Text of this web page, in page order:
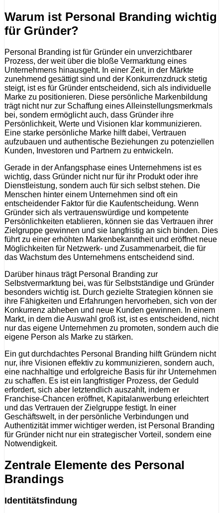
Warum ist Personal Branding wichtig
für Gründer?
Personal Branding ist für Gründer ein unverzichtbarer
Prozess, der weit über die bloße Vermarktung eines
Unternehmens hinausgeht. In einer Zeit, in der Märkte
zunehmend gesättigt sind und der Konkurrenzdruck stetig
steigt, ist es für Gründer entscheidend, sich als individuelle
Marke zu positionieren. Diese persönliche Markenbildung
trägt nicht nur zur Schaffung eines Alleinstellungsmerkmals
bei, sondern ermöglicht auch, dass Gründer ihre
Persönlichkeit, Werte und Visionen klar kommunizieren.
Eine starke persönliche Marke hilft dabei, Vertrauen
aufzubauen und authentische Beziehungen zu potenziellen
Kunden, Investoren und Partnern zu entwickeln.
Gerade in der Anfangsphase eines Unternehmens ist es
wichtig, dass Gründer nicht nur für ihr Produkt oder ihre
Dienstleistung, sondern auch für sich selbst stehen. Die
Menschen hinter einem Unternehmen sind oft ein
entscheidender Faktor für die Kaufentscheidung. Wenn
Gründer sich als vertrauenswürdige und kompetente
Persönlichkeiten etablieren, können sie das Vertrauen ihrer
Zielgruppe gewinnen und sie langfristig an sich binden. Dies
führt zu einer erhöhten Markenbekanntheit und eröffnet neue
Möglichkeiten für Netzwerk- und Zusammenarbeit, die für
das Wachstum des Unternehmens entscheidend sind.
Darüber hinaus trägt Personal Branding zur
Selbstvermarktung bei, was für Selbstständige und Gründer
besonders wichtig ist. Durch gezielte Strategien können sie
ihre Fähigkeiten und Erfahrungen hervorheben, sich von der
Konkurrenz abheben und neue Kunden gewinnen. In einem
Markt, in dem die Auswahl groß ist, ist es entscheidend, nicht
nur das eigene Unternehmen zu promoten, sondern auch die
eigene Person als Marke zu stärken.
Ein gut durchdachtes Personal Branding hilft Gründern nicht
nur, ihre Visionen effektiv zu kommunizieren, sondern auch,
eine nachhaltige und erfolgreiche Basis für ihr Unternehmen
zu schaffen. Es ist ein langfristiger Prozess, der Geduld
erfordert, sich aber letztendlich auszahlt, indem er
Franchise-Chancen eröffnet, Kapitalanwerbung erleichtert
und das Vertrauen der Zielgruppe festigt. In einer
Geschäftswelt, in der persönliche Verbindungen und
Authentizität immer wichtiger werden, ist Personal Branding
für Gründer nicht nur ein strategischer Vorteil, sondern eine
Notwendigkeit.
Zentrale Elemente des Personal
Brandings
Identitätsfindung